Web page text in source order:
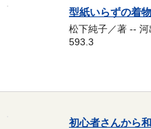
型紙いらずの着
松下純子／著 --
593.3
初心者さんから